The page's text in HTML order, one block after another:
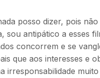
posso dizer, pois
sou antipático a esses
concorrem e se
que aos interesses e
irresponsabilidade